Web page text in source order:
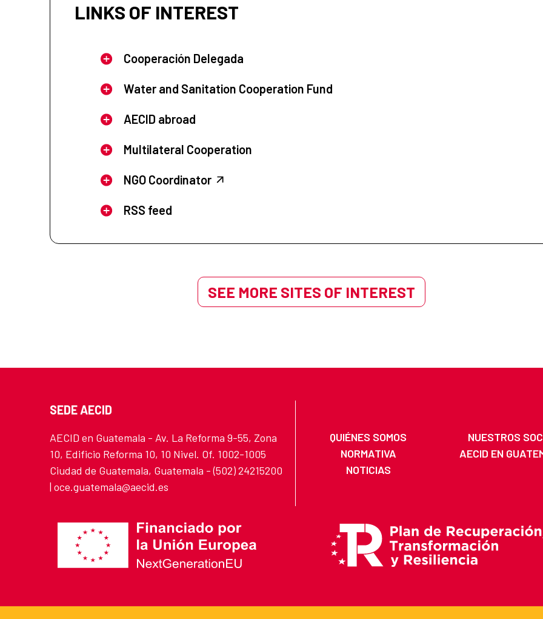
LINKS OF INTEREST
Cooperación Delegada
Water and Sanitation Cooperation Fund
AECID abroad
Multilateral Cooperation
NGO Coordinator
RSS feed
SEE MORE SITES OF INTEREST
SEDE AECID
AECID en Guatemala - Av. La Reforma 9-55, Zona
10, Edificio Reforma 10, 10 Nivel. Of. 1002-1005
Ciudad de Guatemala, Guatemala - (502) 24215200
| oce.guatemala@aecid.es
QUIÉNES SOMOS NUESTROS
NORMATIVA
AECID EN
NOTICIAS